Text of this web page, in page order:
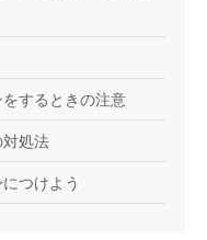
するときの注意
処法
つけよう